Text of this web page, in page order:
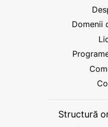
Domenii
Structură